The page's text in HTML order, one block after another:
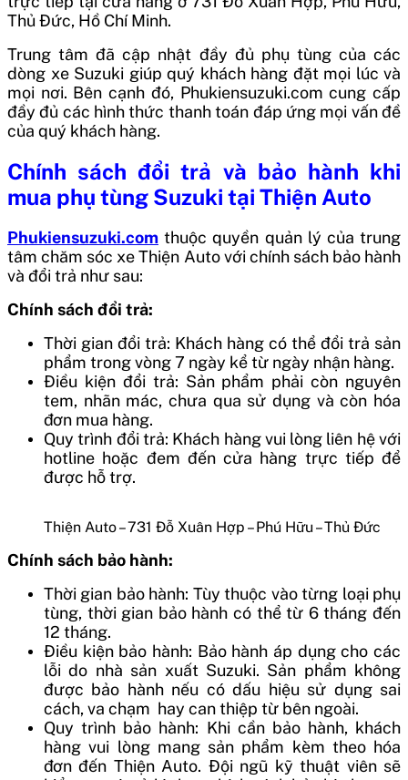
Thủ Đức, Hồ Chí Minh.
Trung tâm đã cập nhật đầy đủ phụ tùng của các
dòng xe Suzuki giúp quý khách hàng đặt mọi lúc và
mọi nơi. Bên cạnh đó, Phukiensuzuki.com cung cấp
đầy đủ các hình thức thanh toán đáp ứng mọi vấn đề
của quý khách hàng.
Chính sách đổi trả và bảo hành khi
mua phụ tùng Suzuki tại Thiện Auto
Phukiensuzuki.com thuộc quyền quản lý của trung
tâm chăm sóc xe Thiện Auto với chính sách bảo hành
và đổi trả như sau:
Chính sách đổi trả:
Thời gian đổi trả: Khách hàng có thể đổi trả sản
phẩm trong vòng 7 ngày kể từ ngày nhận hàng.
Điều kiện đổi trả: Sản phẩm phải còn nguyên
tem, nhãn mác, chưa qua sử dụng và còn hóa
đơn mua hàng.
Quy trình đổi trả: Khách hàng vui lòng liên hệ với
hotline hoặc đem đến cửa hàng trực tiếp để
được hỗ trợ.
Thiện Auto – 731 Đỗ Xuân Hợp – Phú Hữu – Thủ Đức
Chính sách bảo hành:
Thời gian bảo hành: Tùy thuộc vào từng loại phụ
tùng, thời gian bảo hành có thể từ 6 tháng đến
12 tháng.
Điều kiện bảo hành: Bảo hành áp dụng cho các
lỗi do nhà sản xuất Suzuki. Sản phẩm không
được bảo hành nếu có dấu hiệu sử dụng sai
cách, va chạm hay can thiệp từ bên ngoài.
Quy trình bảo hành: Khi cần bảo hành, khách
hàng vui lòng mang sản phẩm kèm theo hóa
đơn đến Thiện Auto. Đội ngũ kỹ thuật viên sẽ